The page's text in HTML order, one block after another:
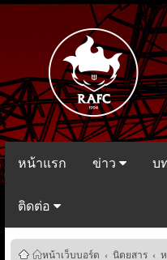
หน้าแรก ข่าว บ
ติดต่อ
หน้าเว็บบอร์ด ‹ นิตยสาร ‹